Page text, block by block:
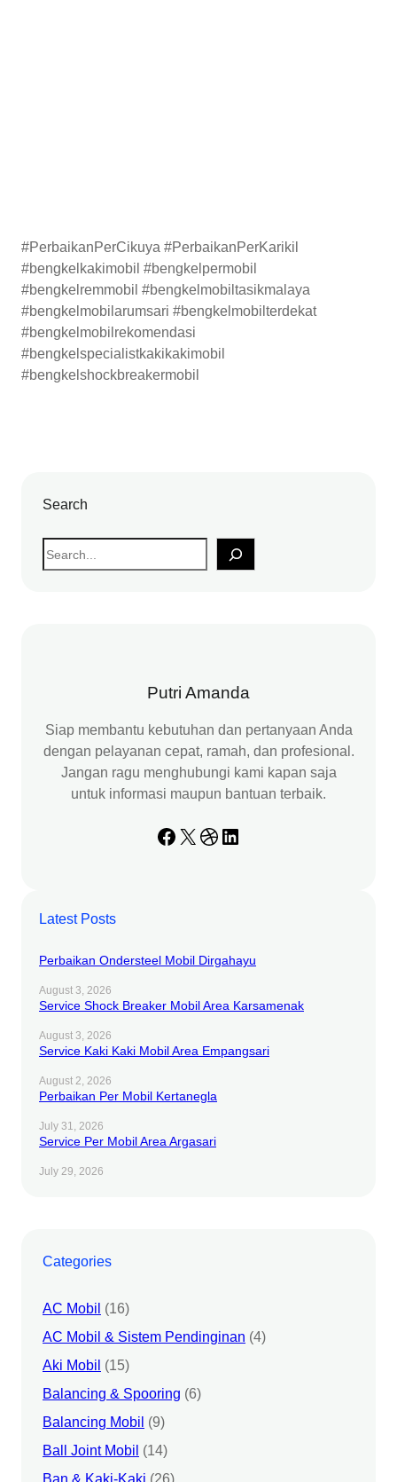
#PerbaikanPerCikuya #PerbaikanPerKarikil
#bengkelkakimobil #bengkelpermobil
#bengkelremmobil #bengkelmobiltasikmalaya
#bengkelmobilarumsari #bengkelmobilterdekat
#bengkelmobilrekomendasi
#bengkelspecialistkakikakimobil
#bengkelshockbreakermobil
Search
S
e
Putri Amanda
Siap membantu kebutuhan dan pertanyaan Anda
dengan pelayanan cepat, ramah, dan profesional.
Jangan ragu menghubungi kami kapan saja
untuk informasi maupun bantuan terbaik.
Facebook X Dribbble LinkedIn
Latest Posts
Perbaikan Ondersteel Mobil Dirgahayu
August 3, 2026
Service Shock Breaker Mobil Area Karsamenak
August 3, 2026
Service Kaki Kaki Mobil Area Empangsari
August 2, 2026
Perbaikan Per Mobil Kertanegla
July 31, 2026
Service Per Mobil Area Argasari
July 29, 2026
Categories
AC Mobil (16)
AC Mobil & Sistem Pendinginan (4)
Aki Mobil (15)
Balancing & Spooring (6)
Balancing Mobil (9)
Ball Joint Mobil (14)